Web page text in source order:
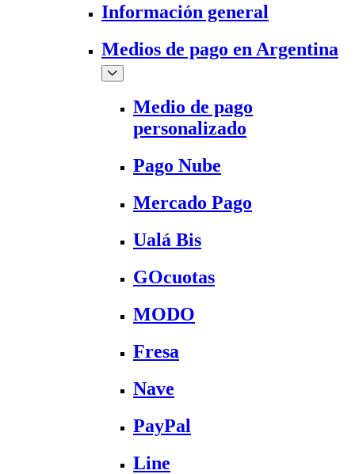
Información general
Medios de pago en Argentina
Medio de pago
personalizado
Pago Nube
Mercado Pago
Ualá Bis
GOcuotas
MODO
Fresa
Nave
PayPal
Line